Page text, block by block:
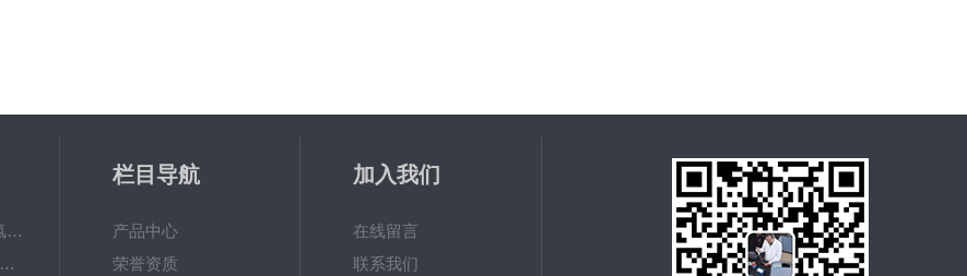
6867000哈希cl17余氯分析仪色度计模块、哈希cl17比色池现货
DKK-TOA日本dkk东亚电波水质仪器电极耗材
栏目导航
产品中心
荣誉资质
加入我们
在线留言
联系我们